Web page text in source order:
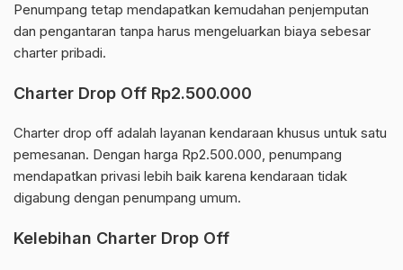
Penumpang tetap mendapatkan kemudahan penjemputan
dan pengantaran tanpa harus mengeluarkan biaya sebesar
charter pribadi.
Charter Drop Off Rp2.500.000
Charter drop off adalah layanan kendaraan khusus untuk satu
pemesanan. Dengan harga Rp2.500.000, penumpang
mendapatkan privasi lebih baik karena kendaraan tidak
digabung dengan penumpang umum.
Kelebihan Charter Drop Off